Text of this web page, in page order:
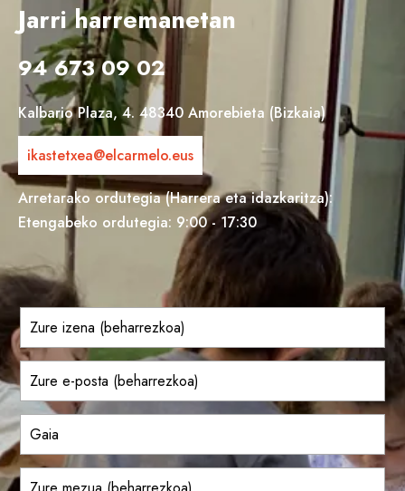
Jarri harremanetan
94 673 09 02
Kalbario Plaza, 4. 48340 Amorebieta (Bizkaia)
ikastetxea@elcarmelo.eus
Arretarako ordutegia (Harrera eta idazkaritza):
Etengabeko ordutegia: 9:00 - 17:30